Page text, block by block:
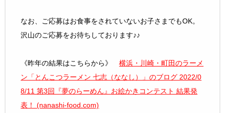
なお、ご応募はお食事をされていないお子さまでもOK。
沢山のご応募をお待ちしております♪♪
《昨年の結果はこちらから》横浜・川崎・町田のラーメ
ン「とんこつラーメン 七志（ななし）」のブログ 2022/0
8/11 第3回『夢のらーめん』お絵かきコンテスト 結果発
表！ (nanashi-food.com)